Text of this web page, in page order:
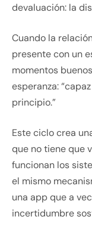
devaluación: la
Cuando la
presente con un
momentos
esperanza:
principio.”
Este ciclo crea
que no tiene que
funcionan los
el mismo
una app que a
incertidumbre